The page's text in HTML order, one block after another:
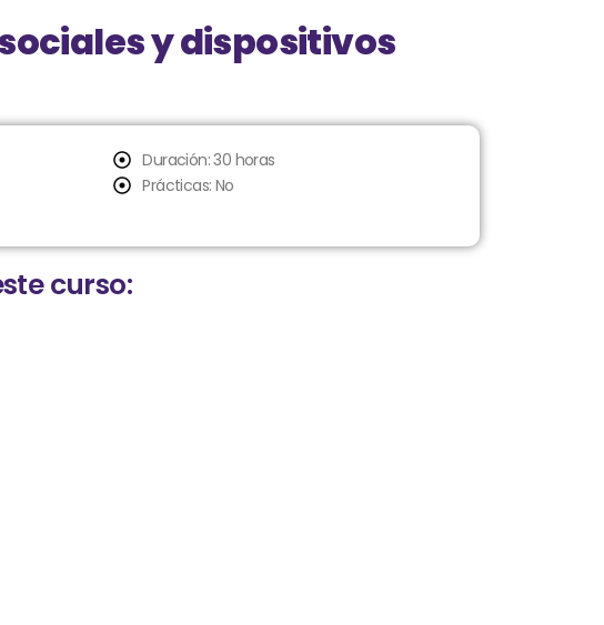
y dispositivos
Duración: 30 horas
Prácticas: No
curso: